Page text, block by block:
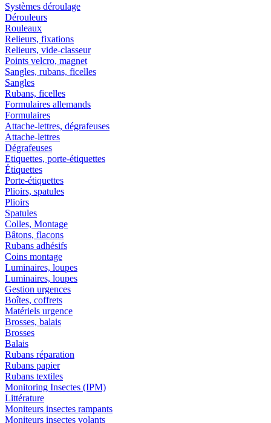
Systèmes déroulage
Dérouleurs
Rouleaux
Relieurs, fixations
Relieurs, vide-classeur
Points velcro, magnet
Sangles, rubans, ficelles
Sangles
Rubans, ficelles
Formulaires allemands
Formulaires
Attache-lettres, dégrafeuses
Attache-lettres
Dégrafeuses
Etiquettes, porte-étiquettes
Étiquettes
Porte-étiquettes
Plioirs, spatules
Plioirs
Spatules
Colles, Montage
Bâtons, flacons
Rubans adhésifs
Coins montage
Luminaires, loupes
Luminaires, loupes
Gestion urgences
Boîtes, coffrets
Matériels urgence
Brosses, balais
Brosses
Balais
Rubans réparation
Rubans papier
Rubans textiles
Monitoring Insectes (IPM)
Littérature
Moniteurs insectes rampants
Moniteurs insectes volants